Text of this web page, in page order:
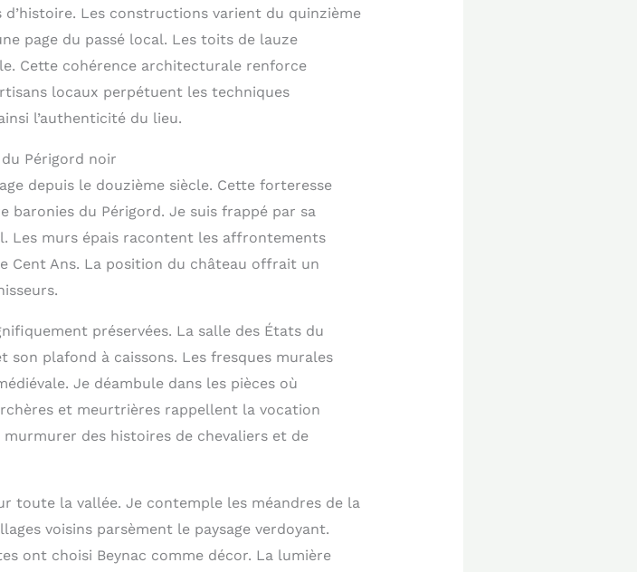
Les constructions varient du quinzième
page du passé local. Les toits de lauze
Cette cohérence architecturale renforce
locaux perpétuent les techniques
l’authenticité du lieu.
Périgord noir
depuis le douzième siècle. Cette forteresse
baronies du Périgord. Je suis frappé par sa
Les murs épais racontent les affrontements
Cent Ans. La position du château offrait un
préservées. La salle des États du
son plafond à caissons. Les fresques murales
Je déambule dans les pièces où
et meurtrières rappellent la vocation
murmurer des histoires de chevaliers et de
toute la vallée. Je contemple les méandres de la
voisins parsèment le paysage verdoyant.
ont choisi Beynac comme décor. La lumière